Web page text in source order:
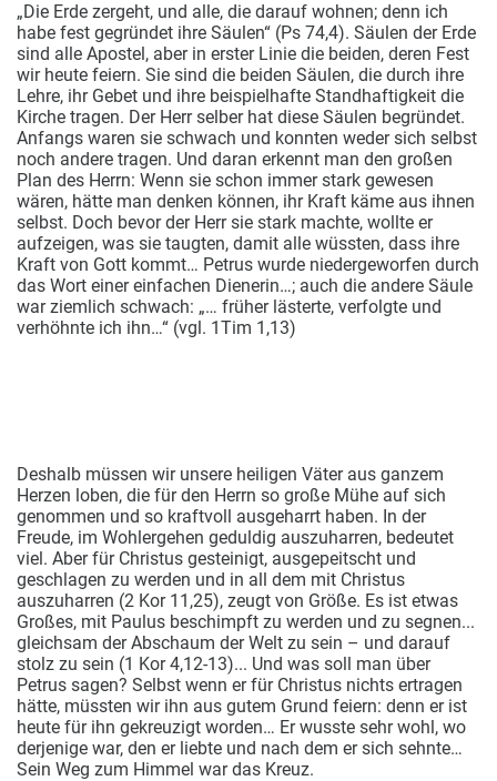
„Die Erde zergeht, und alle, die darauf wohnen; denn ich
habe fest gegründet ihre Säulen“ (Ps 74,4). Säulen der Erde
sind alle Apostel, aber in erster Linie die beiden, deren Fest
wir heute feiern. Sie sind die beiden Säulen, die durch ihre
Lehre, ihr Gebet und ihre beispielhafte Standhaftigkeit die
Kirche tragen. Der Herr selber hat diese Säulen begründet.
Anfangs waren sie schwach und konnten weder sich selbst
noch andere tragen. Und daran erkennt man den großen
Plan des Herrn: Wenn sie schon immer stark gewesen
wären, hätte man denken können, ihr Kraft käme aus ihnen
selbst. Doch bevor der Herr sie stark machte, wollte er
aufzeigen, was sie taugten, damit alle wüssten, dass ihre
Kraft von Gott kommt… Petrus wurde niedergeworfen durch
das Wort einer einfachen Dienerin…; auch die andere Säule
war ziemlich schwach: „… früher lästerte, verfolgte und
verhöhnte ich ihn…“ (vgl. 1Tim 1,13)
Deshalb müssen wir unsere heiligen Väter aus ganzem
Herzen loben, die für den Herrn so große Mühe auf sich
genommen und so kraftvoll ausgeharrt haben. In der
Freude, im Wohlergehen geduldig auszuharren, bedeutet
viel. Aber für Christus gesteinigt, ausgepeitscht und
geschlagen zu werden und in all dem mit Christus
auszuharren (2 Kor 11,25), zeugt von Größe. Es ist etwas
Großes, mit Paulus beschimpft zu werden und zu segnen...
gleichsam der Abschaum der Welt zu sein – und darauf
stolz zu sein (1 Kor 4,12-13)... Und was soll man über
Petrus sagen? Selbst wenn er für Christus nichts ertragen
hätte, müssten wir ihn aus gutem Grund feiern: denn er ist
heute für ihn gekreuzigt worden… Er wusste sehr wohl, wo
derjenige war, den er liebte und nach dem er sich sehnte…
Sein Weg zum Himmel war das Kreuz.